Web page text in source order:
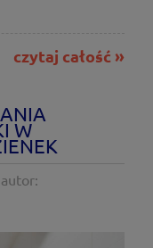
czytaj całość »
W
autor: